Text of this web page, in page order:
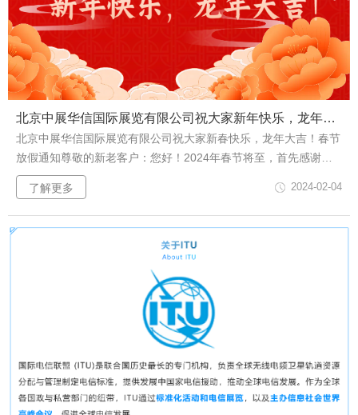
北京中展华信国际展览有限公司祝大家新年快乐，龙年大吉！
北京中展华信国际展览有限公司祝大家新春快乐，龙年大吉！春节
放假通知尊敬的新老客户：您好！2024年春节将至，首先感谢大
家在2023年里的鼎力支持。卓凯会展集团携全体员工在此给大家
拜个早年！恭祝大家新春愉快，阖家欢乐，生意兴隆，万事如意！
为了恭贺新春佳节，根据国家规定结合我司具体情况，特定于
了解更多 2024-02-04